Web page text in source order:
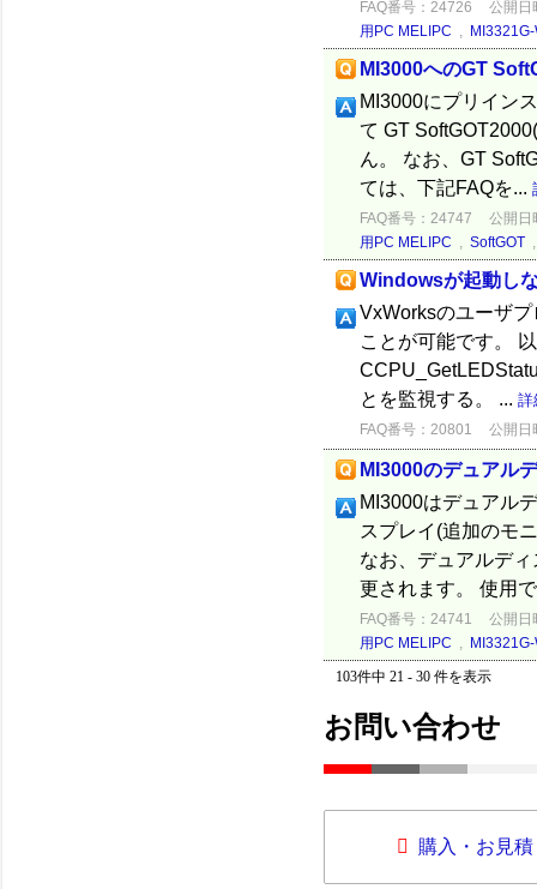
FAQ番号：24726
公開日
用PC MELIPC ,
MI3000へのGT
MI3000にプリイン
て GT
ん。 なお、GT
ては、下記FAQを...
FAQ番号：24747
公開日
用PC MELIPC , SoftGOT
Windowsが起動し
VxWorksのユーザ
ことが可能です。
とを監視する。 ... 詳
FAQ番号：20801 公開日
MI3000のデュアル
MI3000はデュアル
スプレイ(追加のモ
なお、デュアルデ
更されます。 使用
FAQ番号：24741
公開日
用PC MELIPC ,
103件中 21 - 30 件を表示
お問い合わせ
購入・お見